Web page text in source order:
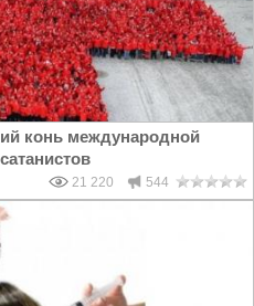
конь международной
21 220 544